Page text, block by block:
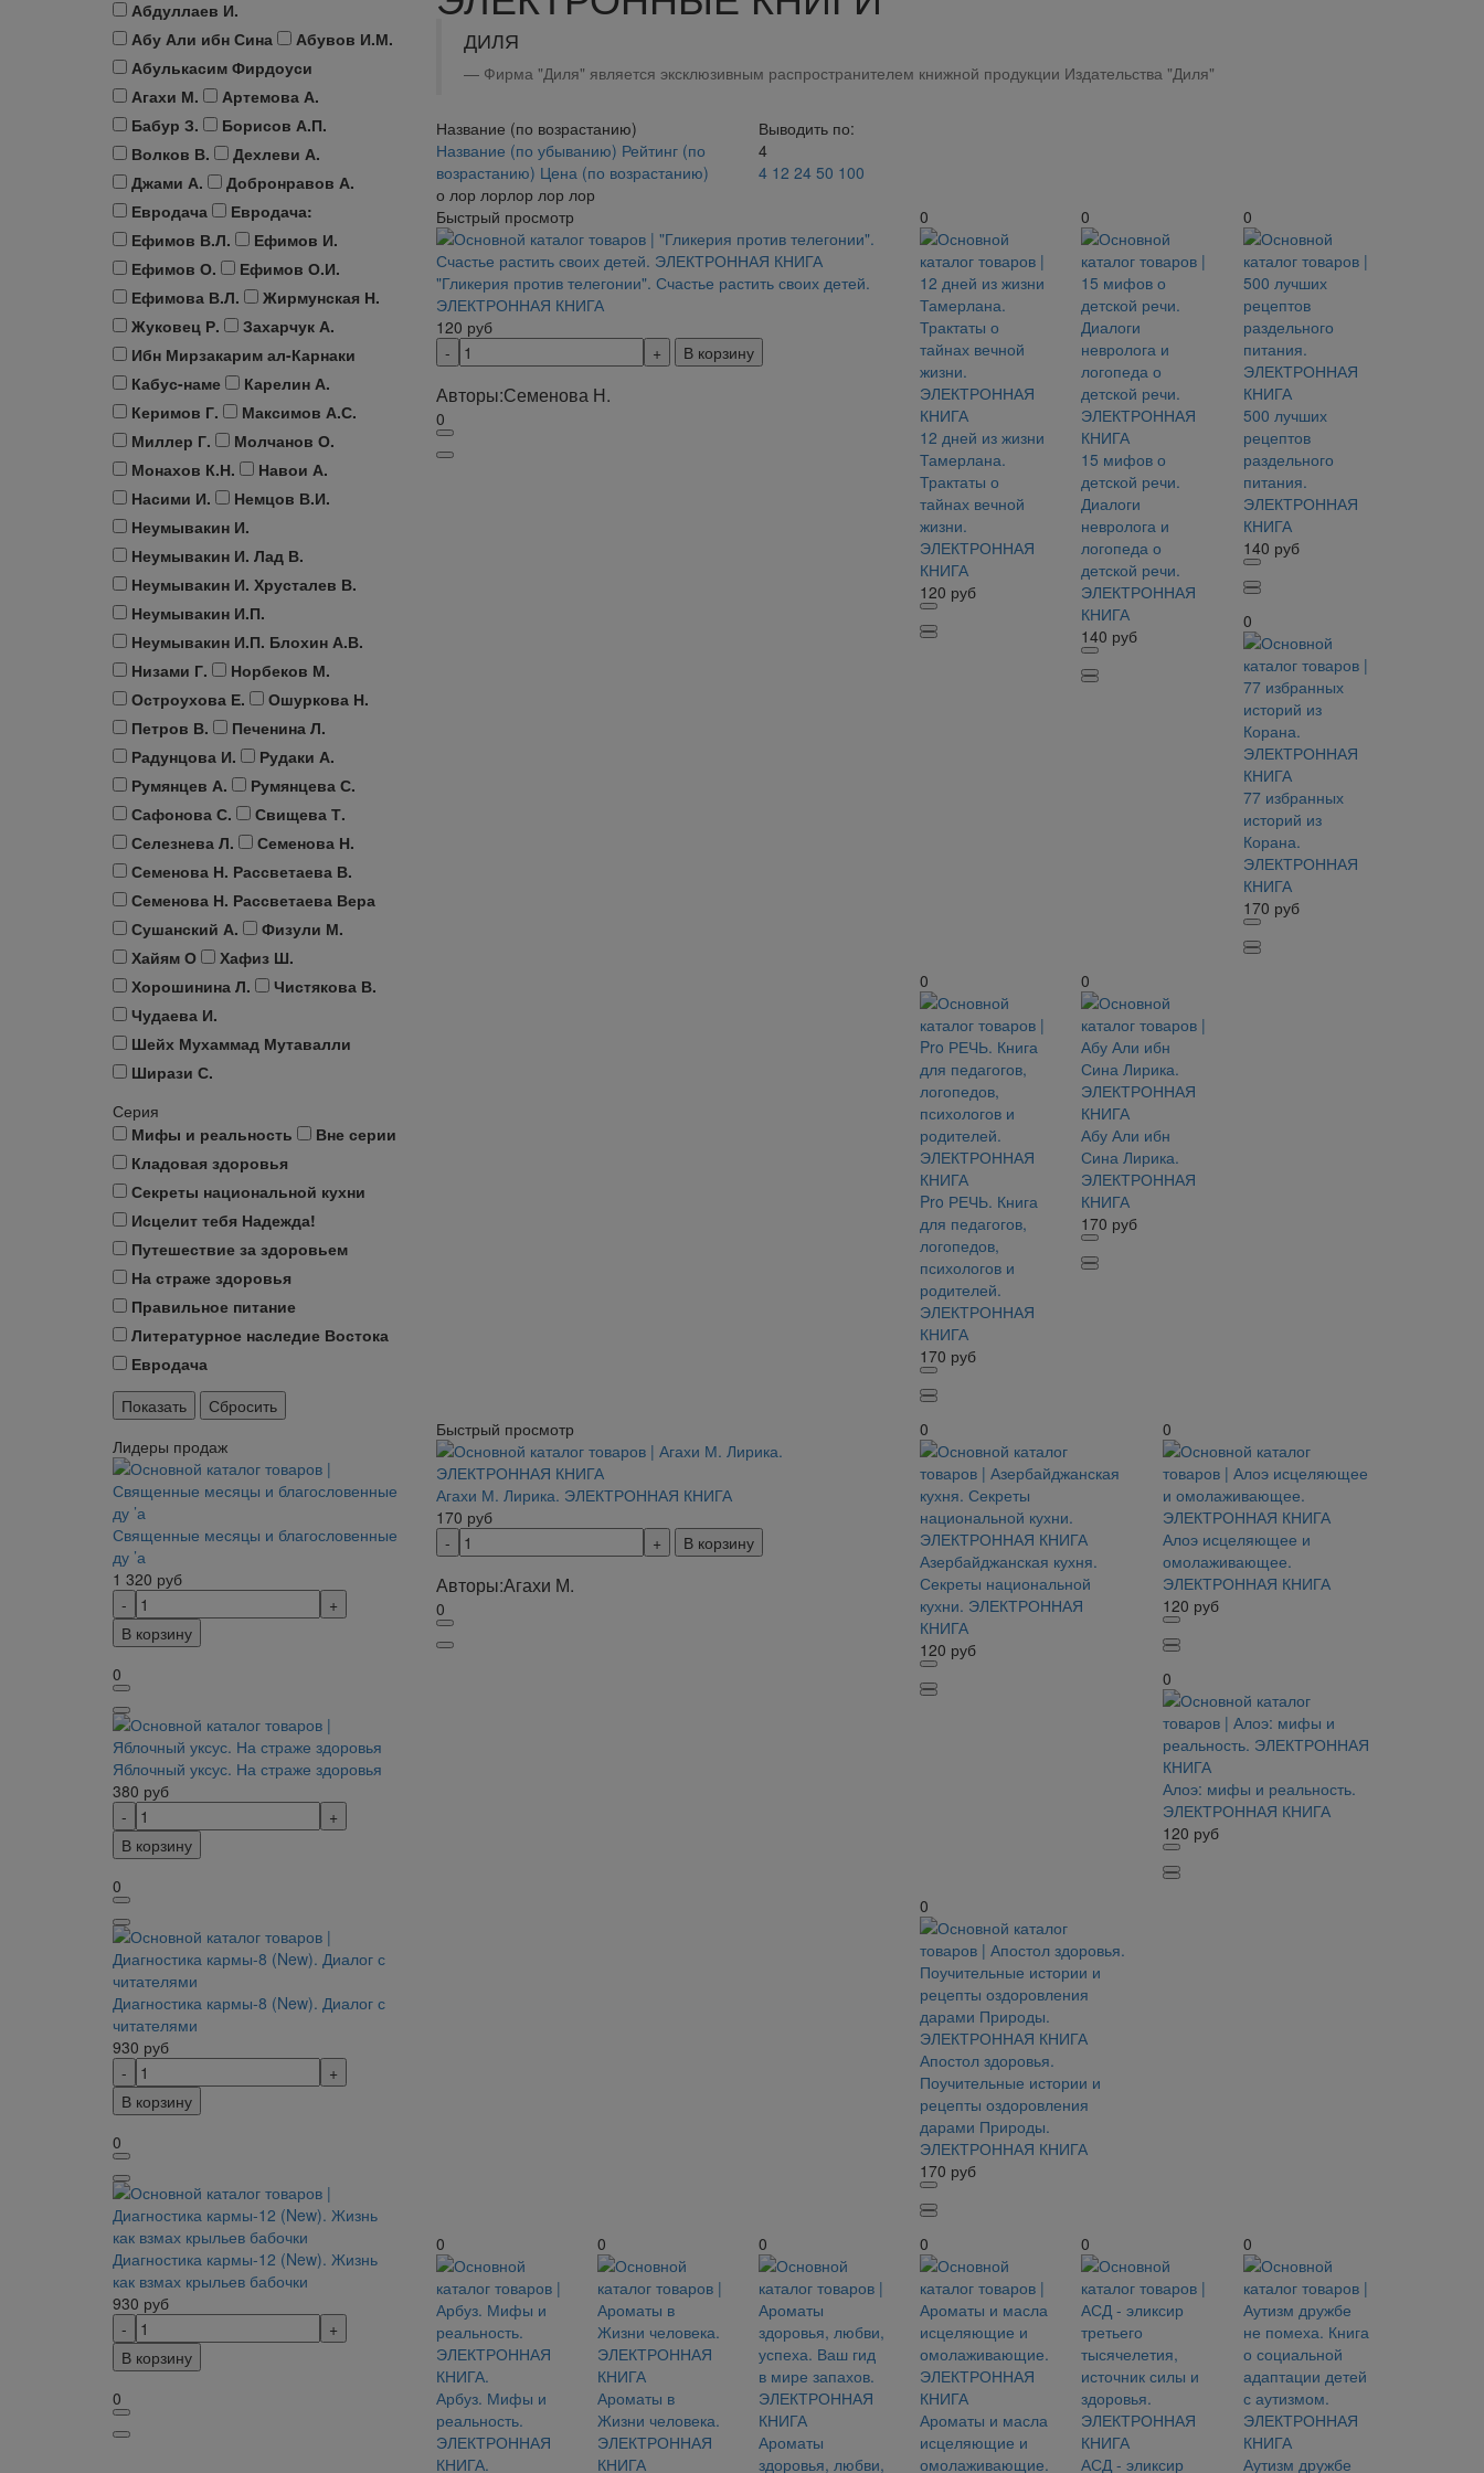
Абдуллаев И.
Абу Али ибн Сина
Абувов И.М.
Абулькасим Фирдоуси
Агахи М.
Артемова А.
Бабур З.
Борисов А.П.
Волков В.
Дехлеви А.
Джами А.
Добронравов А.
Евродача
Евродача:
Ефимов В.Л.
Ефимов И.
Ефимов О.
Ефимов О.И.
Ефимова В.Л.
Жирмунская Н.
Жуковец Р.
Захарчук А.
Ибн Мирзакарим ал-Карнаки
Кабус-наме
Карелин А.
Керимов Г.
Максимов А.С.
Миллер Г.
Молчанов О.
Монахов К.Н.
Навои А.
Насими И.
Немцов В.И.
Неумывакин И.
Неумывакин И. Лад В.
Неумывакин И. Хрусталев В.
Неумывакин И.П.
Неумывакин И.П. Блохин А.В.
Низами Г.
Норбеков М.
Остроухова Е.
Ошуркова Н.
Петров В.
Печенина Л.
Радунцова И.
Рудаки А.
Румянцев А.
Румянцева С.
Сафонова С.
Свищева Т.
Селезнева Л.
Семенова Н.
Семенова Н. Рассветаева В.
Семенова Н. Рассветаева Вера
Сушанский А.
Физули М.
Хайям О
Хафиз Ш.
Хорошинина Л.
Чистякова В.
Чудаева И.
Шейх Мухаммад Мутавалли
Ширази С.
Серия
Мифы и реальность
Вне серии
Кладовая здоровья
Секреты национальной кухни
Исцелит тебя Надежда!
Путешествие за здоровьем
На страже здоровья
Правильное питание
Литературное наследие Востока
Евродача
Лидеры продаж
Священные месяцы и благословенные
ду ’а
1 320 руб
В корзину
0
Яблочный уксус. На страже здоровья
380 руб
В корзину
0
Диагностика кармы-8 (New). Диалог с
читателями
930 руб
В корзину
0
Диагностика кармы-12 (New). Жизнь
как взмах крыльев бабочки
930 руб
В корзину
0
ДИЛЯ
Фирма "Диля" является эксклюзивным распространителем книжной продукции Издательства "Диля"
Название (по возрастанию)
Название (по убыванию) Рейтинг (по
возрастанию) Цена (по возрастанию)
Выводить по:
4
4 12 24 50 100
о лор лорлор лор лор
Быстрый просмотр
"Гликерия против телегонии". Счастье растить своих детей.
ЭЛЕКТРОННАЯ КНИГА
120 руб
В корзину
Авторы:Семенова Н.
0
0
12 дней из жизни
Тамерлана.
Трактаты о
тайнах вечной
жизни.
ЭЛЕКТРОННАЯ
КНИГА
120 руб
0
15 мифов о
детской речи.
Диалоги
невролога и
логопеда о
детской речи.
ЭЛЕКТРОННАЯ
КНИГА
140 руб
0
500 лучших
рецептов
раздельного
питания.
ЭЛЕКТРОННАЯ
КНИГА
140 руб
0
77 избранных
историй из
Корана.
ЭЛЕКТРОННАЯ
КНИГА
170 руб
0
Pro РЕЧЬ. Книга
для педагогов,
логопедов,
психологов и
родителей.
ЭЛЕКТРОННАЯ
КНИГА
170 руб
0
Абу Али ибн
Сина Лирика.
ЭЛЕКТРОННАЯ
КНИГА
170 руб
Быстрый просмотр
Агахи М. Лирика. ЭЛЕКТРОННАЯ КНИГА
170 руб
В корзину
Авторы:Агахи М.
0
0
Азербайджанская кухня.
Секреты национальной
кухни. ЭЛЕКТРОННАЯ
КНИГА
120 руб
0
Алоэ исцеляющее и
омолаживающее.
ЭЛЕКТРОННАЯ КНИГА
120 руб
0
Алоэ: мифы и реальность.
ЭЛЕКТРОННАЯ КНИГА
120 руб
0
Апостол здоровья.
Поучительные истории и
рецепты оздоровления
дарами Природы.
ЭЛЕКТРОННАЯ КНИГА
170 руб
0
Арбуз. Мифы и
реальность.
ЭЛЕКТРОННАЯ
КНИГА.
0
Ароматы в
Жизни человека.
ЭЛЕКТРОННАЯ
КНИГА
0
Ароматы
здоровья, любви,
0
Ароматы и масла
исцеляющие и
омолаживающие.
0
АСД - эликсир
0
Аутизм дружбе